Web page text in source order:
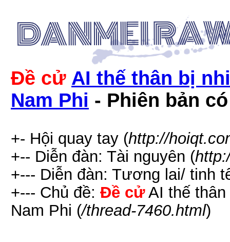
Đề cử AI thế thân bị
Nam Phi - Phiên bản
+- Hội quay tay (http://
+-- Diễn đàn: Tài nguyên (
+--- Diễn đàn: Tương lai/ tinh
+--- Chủ đề: Đề cửAI thế thân
Nam Phi (/thread-7460.html)